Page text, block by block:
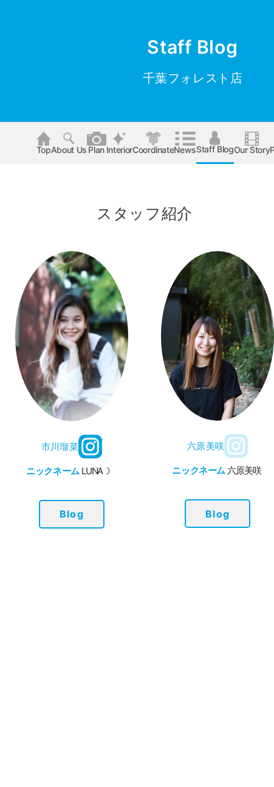
Staff Blog
千葉フォレスト店
TopAbout Us Plan InteriorCoordinateNewsStaff BlogOur Story
スタッフ紹介
市川瑠菜
ニックネームLUNA☽
Blog
六原美咲
ニックネーム 六原美咲
Blog